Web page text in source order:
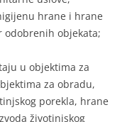
hrane i hrane
odobrenih objekata;
u objektima za
za obradu,
porekla, hrane
životinjskog